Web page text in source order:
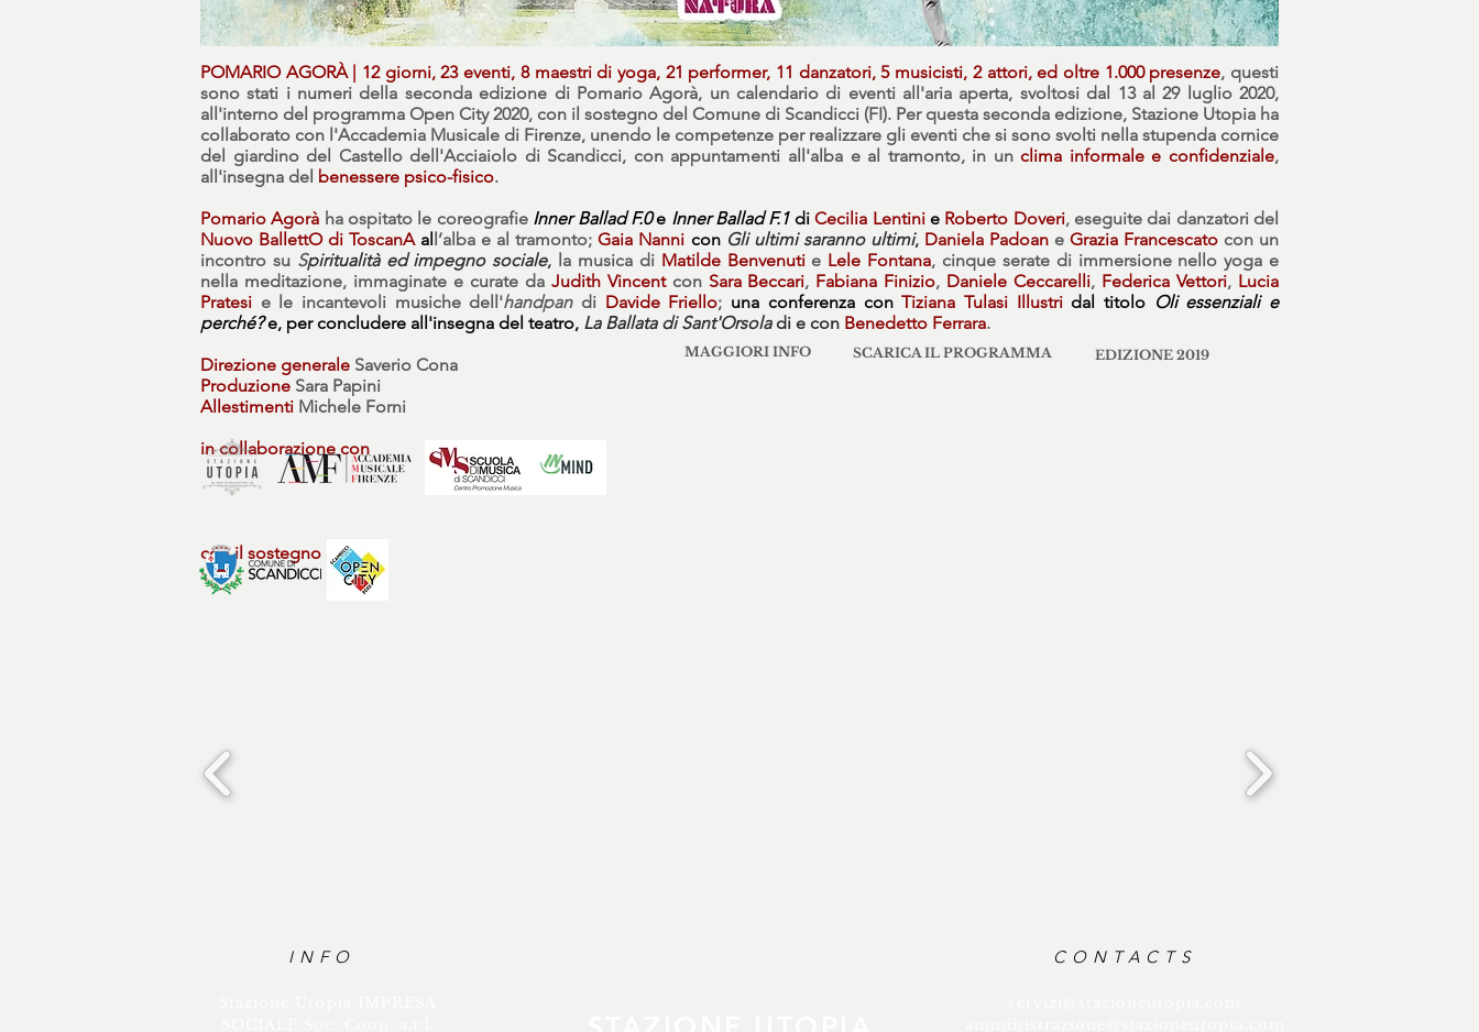
POMARIO AGORÀ | 12 giorni, 23 eventi, 8 maestri di yoga, 21 performer, 11 danzatori, 5 musicisti, 2 attori, ed oltre 1.000 presenze, questi
sono stati i numeri della seconda edizione di Pomario Agorà, un calendario di eventi all'aria aperta, svoltosi dal 13 al 29 luglio 2020,
all'interno del programma Open City 2020, con il sostegno del Comune di Scandicci (FI). Per questa seconda edizione, Stazione Utopia ha
collaborato con l'Accademia Musicale di Firenze, unendo le competenze per realizzare gli eventi che si sono svolti nella stupenda cornice
del giardino del Castello dell'Acciaiolo di Scandicci, con appuntamenti all'alba e al tramonto, in unclima informale e confidenziale,
all'insegna del benessere psico-fisico.
Pomario Agorà ha ospitato le coreografie Inner Ballad F.0e Inner Ballad F.1 diCecilia Lentini eRoberto Doveri, eseguite dai danzatori del
Nuovo BallettO di ToscanA all’alba e al tramonto; Gaia Nanni con Gli ultimi saranno ultimi, Daniela Padoane Grazia Francescato con un
incontro su Spiritualità ed impegno sociale, la musica di Matilde Benvenuti e Lele Fontana, cinque serate di immersione nello yoga e
nella meditazione, immaginate e curate da Judith Vincentcon Sara Beccari, Fabiana Finizio, Daniele Ceccarelli, Federica Vettori, Lucia
Pratesi e le incantevoli musiche dell'handpandi Davide Friello; una conferenza conTiziana Tulasi Illustri dal titolo Oli essenziali e
perché?e, per concludere all'insegna del teatro, La Ballata di Sant'Orsola di e con Benedetto Ferrara.
Direzione generale Saverio Cona
Produzione Sara Papini
Allestimenti Michele Forni
in collaborazione con
con il sostegno di
SCARICA IL PROGRAMMA EDIZIONE 2019
MAGGIORI INFO
INFO CONTACTS